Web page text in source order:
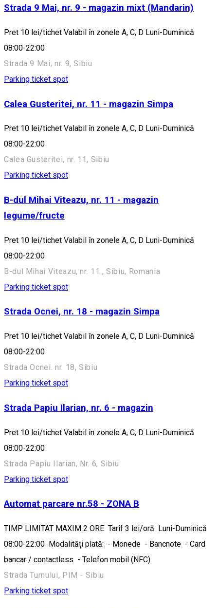
Strada 9 Mai, nr. 9 - magazin mixt (Mandarin)
Pret 10 lei/tichet Valabil în zonele A, C, D Luni-Duminică
08:00-22:00
Strada 9 Mai; nr. 9, Sibiu
Parking ticket spot
Calea Gusteritei, nr. 11 - magazin Simpa
Pret 10 lei/tichet Valabil în zonele A, C, D Luni-Duminică
08:00-22:00
Calea Gusteritei, nr. 11, Sibiu
Parking ticket spot
B-dul Mihai Viteazu, nr. 11 - magazin
legume/fructe
Pret 10 lei/tichet Valabil în zonele A, C, D Luni-Duminică
08:00-22:00
B-dul Mihai Viteazu, nr. 11 , Sibiu, Romania
Parking ticket spot
Strada Ocnei, nr. 18 - magazin Simpa
Pret 10 lei/tichet Valabil în zonele A, C, D Luni-Duminică
08:00-22:00
Strada Ocnei. nr. 18, Sibiu
Parking ticket spot
Strada Papiu Ilarian, nr. 6 - magazin
Pret 10 lei/tichet Valabil în zonele A, C, D Luni-Duminică
08:00-22:00
Strada Papiu Ilarian, Nr. 6, Sibiu
Parking ticket spot
Automat parcare nr.58 - ZONA B
TIMP LIMITAT MAXIM 2 ORE Tarif 3 lei/oră Luni-Duminică
08:00-22:00 Modalități plată: - Monede - Bancnote - Card
bancar / contactless - Telefon mobil (NFC)
Strada Turnului, PIM - Sibiu
Parking ticket spot